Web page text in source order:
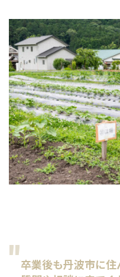
卒業後も丹波市に